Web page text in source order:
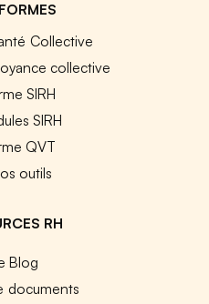
Collective
collective
SIRH
SIRH
QVT
outils
RH
Blog
documents